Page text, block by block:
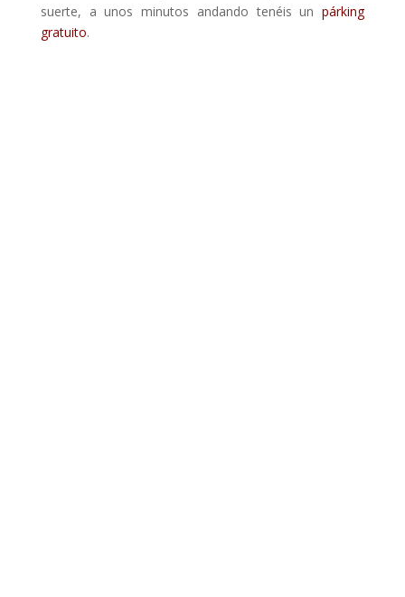
suerte, a unos minutos andando tenéis unpárking
gratuito.